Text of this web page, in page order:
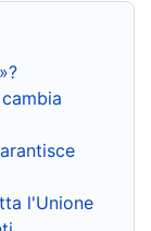
l'Unione